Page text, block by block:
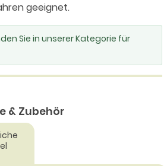
geeignet.
Sie in unserer Kategorie für
& Zubehör